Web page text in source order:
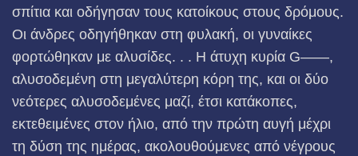
σπίτια και οδήγησαν τους κατοίκους στους δρόμους.
Οι άνδρες οδηγήθηκαν στη φυλακή, οι γυναίκες
φορτώθηκαν με αλυσίδες. . . Η άτυχη κυρία G——,
αλυσοδεμένη στη μεγαλύτερη κόρη της, και οι δύο
νεότερες αλυσοδεμένες μαζί, έτσι κατάκοπες,
εκτεθειμένες στον ήλιο, από την πρώτη αυγή μέχρι
τη δύση της ημέρας, ακολουθούμενες από νέγρους